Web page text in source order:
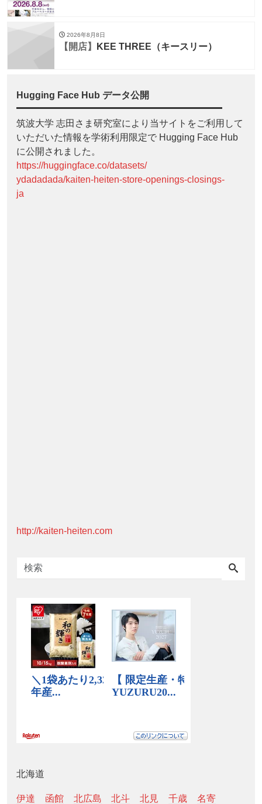
2026年8月8日
【開店】 KEE THREE（キースリー）
Hugging Face Hub データ公開
筑波大学 志田さま研究室により当サイトをご利用して
いただいた情報を学術利用限定で Hugging Face Hub
に公開されました。
https://huggingface.co/datasets/
ydadadada/kaiten-heiten-store-openings-closings-
ja
http://kaiten-heiten.com
北海道
伊達 函館 北広島 北斗 北見 千歳
名寄